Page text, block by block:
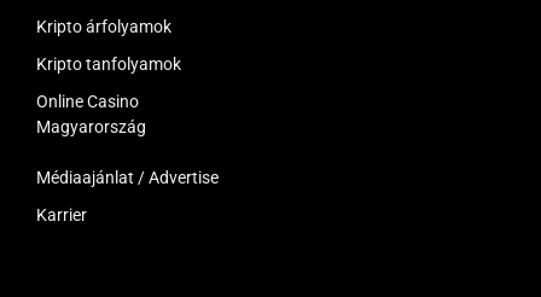
Kripto árfolyamok
Kripto tanfolyamok
Online Casino
Magyarország
Médiaajánlat / Advertise
Karrier